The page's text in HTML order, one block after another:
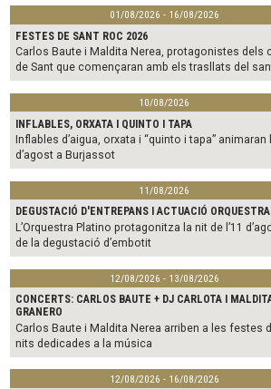
01/08/2026 - 16/08/2026
FESTES DE SANT ROC 2026
Carlos Baute i Maldita Nerea, protagonistes dels
de Sant que començaran amb els trasllats del
10/08/2026
INFLABLES, ORXATA I QUINTO I TAPA
Inflables d’aigua, orxata i “quinto i tapa”
d’agost a Burjassot
11/08/2026
DEGUSTACIÓ D'ENTREPANS I ACTUACIÓ
L’Orquestra Platino protagonitza la nit de l’11
de la degustació d’embotit
12/08/2026 - 13/08/2026
CONCERTS: CARLOS BAUTE + DJ CARLOTA I
GRANERO
Carlos Baute i Maldita Nerea arriben a les festes
nits dedicades a la música
12/08/2026 - 16/08/2026